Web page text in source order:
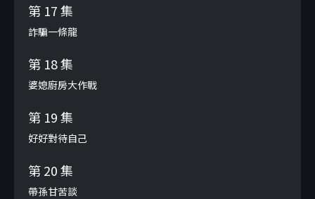
第 17 集
詐騙一條龍
第 18 集
婆媳廚房大作戰
第 19 集
好好對待自己
第 20 集
帶孫甘苦談